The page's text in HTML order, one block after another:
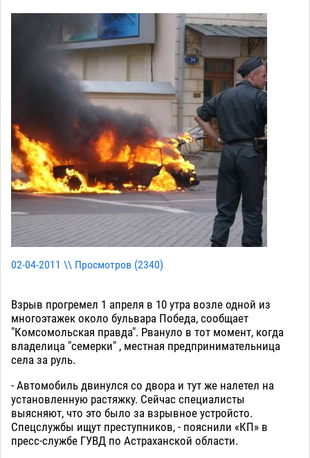
02-04-2011 \\ Просмотров (2340)
Взрыв прогремел 1 апреля в 10 утра возле одной из
многоэтажек около бульвара Победа, сообщает
"Комсомольская правда". Рвануло в тот момент, когда
владелица "семерки" , местная предпринимательница
села за руль.
- Автомобиль двинулся со двора и тут же налетел на
установленную растяжку. Сейчас специалисты
выясняют, что это было за взрывное устройсто.
Спецслужбы ищут преступников, - пояснили «КП» в
пресс-службе ГУВД по Астраханской области.